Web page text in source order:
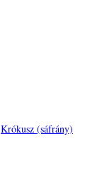
Krókusz (sáfrány)